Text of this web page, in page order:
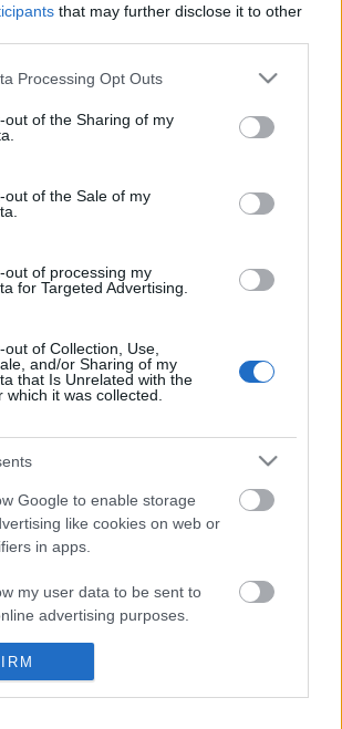
that may further disclose it to other
website/app uses one or more Google
visit or usage behaviour. You may click to
to Google and its third-party tags to
below specified purposes in below Google
Processing Opt Outs
out of the Sharing of my
out of the Sale of my
out of processing my
for Targeted Advertising.
of Collection, Use,
and/or Sharing of my
that Is Unrelated with the
which it was collected.
Google to enable storage
like cookies on web or
in apps.
my user data to be sent to
advertising purposes.
Google to send me
advertising.
a FUTÁR, ahogy egy
látja
04.
és Utastájékoztató Rendszer)
egy buszvezető olvasónk írta le
új rendszerről. Nos, mit mondjak,
Hosszú, de érdemes végigolvasni,
kijelző a használt
02.
kijelzők, a sokkal korábban
38 darab "kisvolvón" és a 31
Citarón máig sem.
felújított és új arculatot kapott
Van Hool buszon sem. Vajon miért?…
szarva!
30.